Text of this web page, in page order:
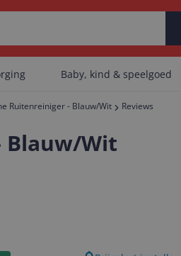
Baby, kind & speelgoed
Ruitenreiniger - Blauw/Wit Reviews
Blauw/Wit